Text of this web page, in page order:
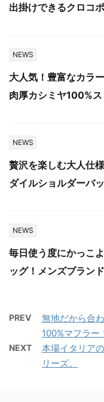
出掛けできるクロコ
NEWS
大人気！豊富なカラ
肉厚カシミヤ100%ス
NEWS
贅沢を楽しむ大人仕
ダイルショルダーバッ
NEWS
毎日使う度にかっこ
ッグ！メンズブラン
PREV
無地だから合
100%マフラー
NEXT
本場イタリア
リーズ。